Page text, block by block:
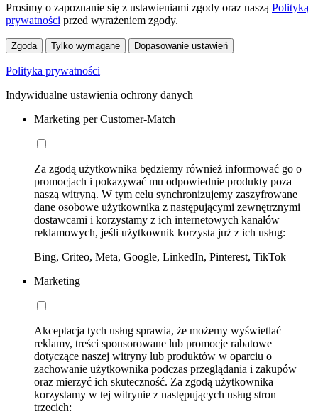
Prosimy o zapoznanie się z ustawieniami zgody oraz naszą Polityką
prywatności przed wyrażeniem zgody.
Zgoda Tylko wymagane Dopasowanie ustawień
Polityka prywatności
Indywidualne ustawienia ochrony danych
Marketing per Customer-Match
Za zgodą użytkownika będziemy również informować go o
promocjach i pokazywać mu odpowiednie produkty poza
naszą witryną. W tym celu synchronizujemy zaszyfrowane
dane osobowe użytkownika z następującymi zewnętrznymi
dostawcami i korzystamy z ich internetowych kanałów
reklamowych, jeśli użytkownik korzysta już z ich usług:
Bing, Criteo, Meta, Google, LinkedIn, Pinterest, TikTok
Marketing
Akceptacja tych usług sprawia, że możemy wyświetlać
reklamy, treści sponsorowane lub promocje rabatowe
dotyczące naszej witryny lub produktów w oparciu o
zachowanie użytkownika podczas przeglądania i zakupów
oraz mierzyć ich skuteczność. Za zgodą użytkownika
korzystamy w tej witrynie z następujących usług stron
trzecich: